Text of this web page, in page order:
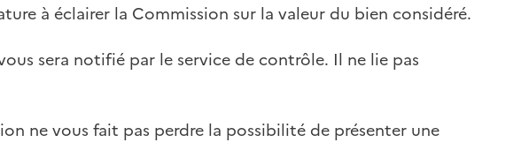
à éclairer la Commission sur la valeur du bien considéré.
sera notifié par le service de contrôle. Il ne lie pas
ne vous fait pas perdre la possibilité de présenter une